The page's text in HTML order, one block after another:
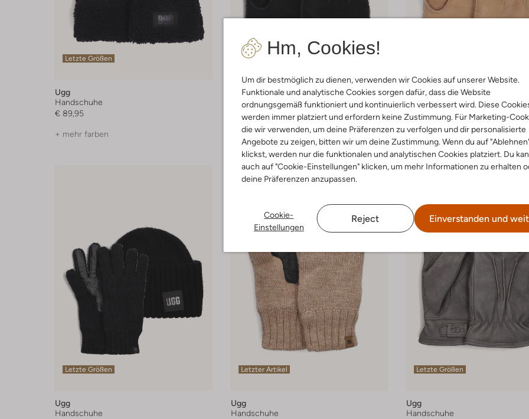
Hm, Cookies!
Um dir bestmöglich zu dienen, verwenden wir Cookies auf unserer Website.
Funktionale und analytische Cookies sorgen dafür, dass die Website
ordnungsgemäß funktioniert und kontinuierlich verbessert wird. Diese
werden immer platziert und erfordern keine Zustimmung. Für Marketing-
die wir verwenden, um deine Präferenzen zu verfolgen und dir personalisierte
Angebote zu zeigen, bitten wir um deine Zustimmung. Wenn du auf
klickst, werden nur die funktionalen und analytischen Cookies platziert. Du
auch auf "Cookie-Einstellungen" klicken, um mehr Informationen zu erhalten
deine Präferenzen anzupassen.
Cookie-
Einstellungen
Reject Einverstanden und
Letzte Größen
Ugg
Handschuhe
€ 89,95
+ mehr farben
Letzte Größen
Ugg
Handschuhe
€ 164,95
+ mehr farben
Ugg
Handschuhe
€ 164,99
+ mehr farben
Letzte Größen
Ugg
Handschuhe
Letzter Artikel
Ugg
Handschuhe
Letzte Größen
Ugg
Handschuhe